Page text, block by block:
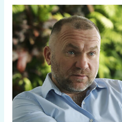
Ігор
Мазепа
та
Гарік
Корогодський
поговорять
про
бізнес
та